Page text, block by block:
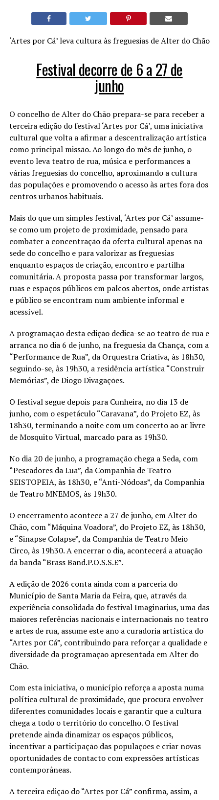
‘Artes por Cá’ leva cultura às freguesias de Alter do Chão
Festival decorre de 6 a 27 de
junho
O concelho de Alter do Chão prepara-se para receber a
terceira edição do festival ‘Artes por Cá’, uma iniciativa
cultural que volta a afirmar a descentralização artística
como principal missão. Ao longo do mês de junho, o
evento leva teatro de rua, música e performances a
várias freguesias do concelho, aproximando a cultura
das populações e promovendo o acesso às artes fora dos
centros urbanos habituais.
Mais do que um simples festival, ‘Artes por Cá’ assume-
se como um projeto de proximidade, pensado para
combater a concentração da oferta cultural apenas na
sede do concelho e para valorizar as freguesias
enquanto espaços de criação, encontro e partilha
comunitária. A proposta passa por transformar largos,
ruas e espaços públicos em palcos abertos, onde artistas
e público se encontram num ambiente informal e
acessível.
A programação desta edição dedica-se ao teatro de rua e
arranca no dia 6 de junho, na freguesia da Chança, com a
“Performance de Rua”, da Orquestra Criativa, às 18h30,
seguindo-se, às 19h30, a residência artística “Construir
Memórias”, de Diogo Divagações.
O festival segue depois para Cunheira, no dia 13 de
junho, com o espetáculo “Caravana”, do Projeto EZ, às
18h30, terminando a noite com um concerto ao ar livre
de Mosquito Virtual, marcado para as 19h30.
No dia 20 de junho, a programação chega a Seda, com
“Pescadores da Lua”, da Companhia de Teatro
SEISTOPEIA, às 18h30, e “Anti-Nódoas”, da Companhia
de Teatro MNEMOS, às 19h30.
O encerramento acontece a 27 de junho, em Alter do
Chão, com “Máquina Voadora”, do Projeto EZ, às 18h30,
e “Sinapse Colapse”, da Companhia de Teatro Meio
Circo, às 19h30. A encerrar o dia, acontecerá a atuação
da banda “Brass Band.P.O.S.S.E”.
A edição de 2026 conta ainda com a parceria do
Município de Santa Maria da Feira, que, através da
experiência consolidada do festival Imaginarius, uma das
maiores referências nacionais e internacionais no teatro
e artes de rua, assume este ano a curadoria artística do
“Artes por Cá”, contribuindo para reforçar a qualidade e
diversidade da programação apresentada em Alter do
Chão.
Com esta iniciativa, o município reforça a aposta numa
política cultural de proximidade, que procura envolver
diferentes comunidades locais e garantir que a cultura
chega a todo o território do concelho. O festival
pretende ainda dinamizar os espaços públicos,
incentivar a participação das populações e criar novas
oportunidades de contacto com expressões artísticas
contemporâneas.
A terceira edição do “Artes por Cá” confirma, assim, a